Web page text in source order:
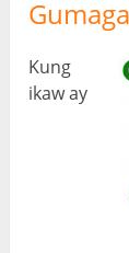
Kung
ikaw ay